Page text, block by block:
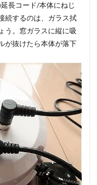
長コード/本体にねじ
続するのは、ガラス拭
う。窓ガラスに縦に吸
が抜けたら本体が落下